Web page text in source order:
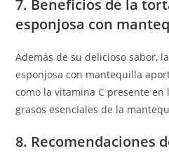
7. Beneficios de la
esponjosa con
Además de su delicioso sabor,
esponjosa con mantequilla
como la vitamina C presente en
grasos esenciales de la
8. Recomendaciones